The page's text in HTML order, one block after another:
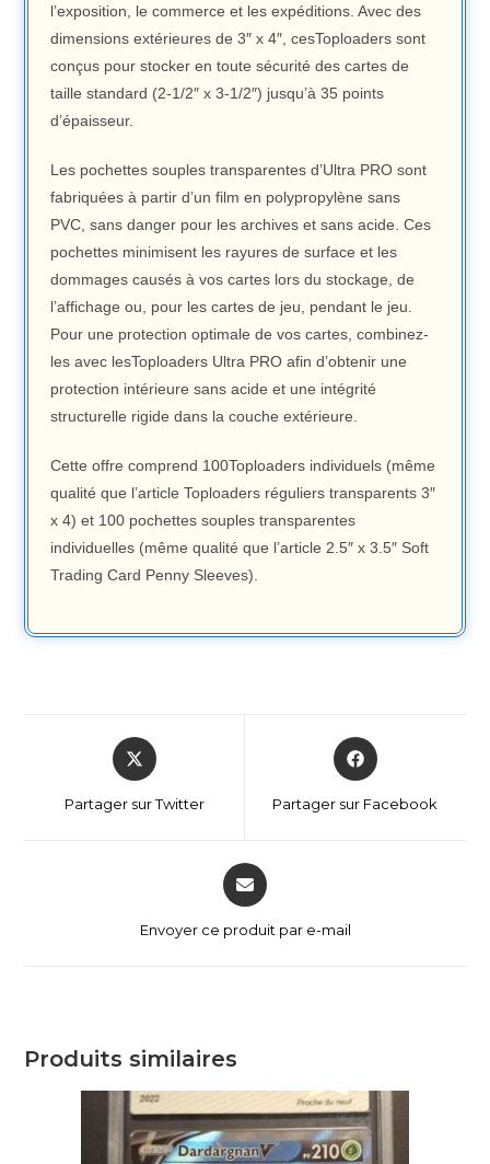
l’exposition, le commerce et les expéditions. Avec des
dimensions extérieures de 3″ x 4″, cesToploaders sont
conçus pour stocker en toute sécurité des cartes de
taille standard (2-1/2″ x 3-1/2″) jusqu’à 35 points
d’épaisseur.
Les pochettes souples transparentes d’Ultra PRO sont
fabriquées à partir d’un film en polypropylène sans
PVC, sans danger pour les archives et sans acide. Ces
pochettes minimisent les rayures de surface et les
dommages causés à vos cartes lors du stockage, de
l’affichage ou, pour les cartes de jeu, pendant le jeu.
Pour une protection optimale de vos cartes, combinez-
les avec lesToploaders Ultra PRO afin d’obtenir une
protection intérieure sans acide et une intégrité
structurelle rigide dans la couche extérieure.
Cette offre comprend 100Toploaders individuels (même
qualité que l’article Toploaders réguliers transparents 3″
x 4) et 100 pochettes souples transparentes
individuelles (même qualité que l’article 2.5″ x 3.5″ Soft
Trading Card Penny Sleeves).
Partager sur Twitter Partager sur Facebook
Envoyer ce produit par e-mail
Produits similaires